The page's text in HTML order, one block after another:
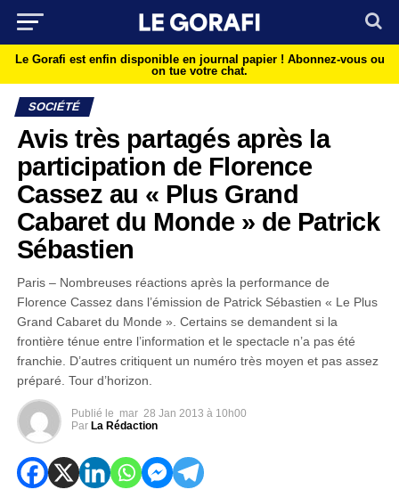
Le Gorafi est enfin disponible en journal papier ! Abonnez-vous ou
on tue votre chat.
SOCIÉTÉ
Avis très partagés après la
participation de Florence
Cassez au « Plus Grand
Cabaret du Monde » de Patrick
Sébastien
Paris – Nombreuses réactions après la performance de
Florence Cassez dans l’émission de Patrick Sébastien « Le Plus
Grand Cabaret du Monde ». Certains se demandent si la
frontière ténue entre l’information et le spectacle n’a pas été
franchie. D’autres critiquent un numéro très moyen et pas assez
préparé. Tour d’horizon.
Publié le mar 28 Jan 2013 à 10h00
Par La Rédaction